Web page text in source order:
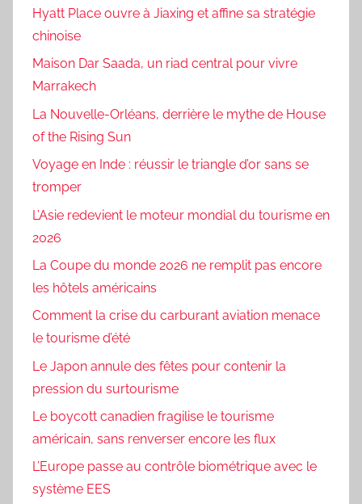
Hyatt Place ouvre à Jiaxing et affine sa stratégie
chinoise
Maison Dar Saada, un riad central pour vivre
Marrakech
La Nouvelle-Orléans, derrière le mythe de House
of the Rising Sun
Voyage en Inde : réussir le triangle d’or sans se
tromper
L’Asie redevient le moteur mondial du tourisme en
2026
La Coupe du monde 2026 ne remplit pas encore
les hôtels américains
Comment la crise du carburant aviation menace
le tourisme d’été
Le Japon annule des fêtes pour contenir la
pression du surtourisme
Le boycott canadien fragilise le tourisme
américain, sans renverser encore les flux
L’Europe passe au contrôle biométrique avec le
système EES